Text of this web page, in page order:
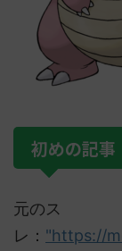
初めの記事
元のス
レ： "https://